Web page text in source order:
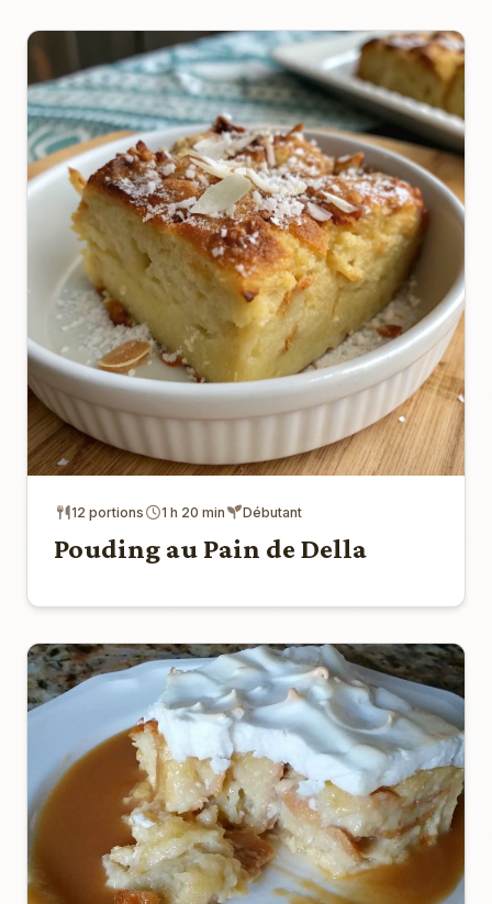
12 portions 1 h 20 min Débutant
Pouding au Pain de Della